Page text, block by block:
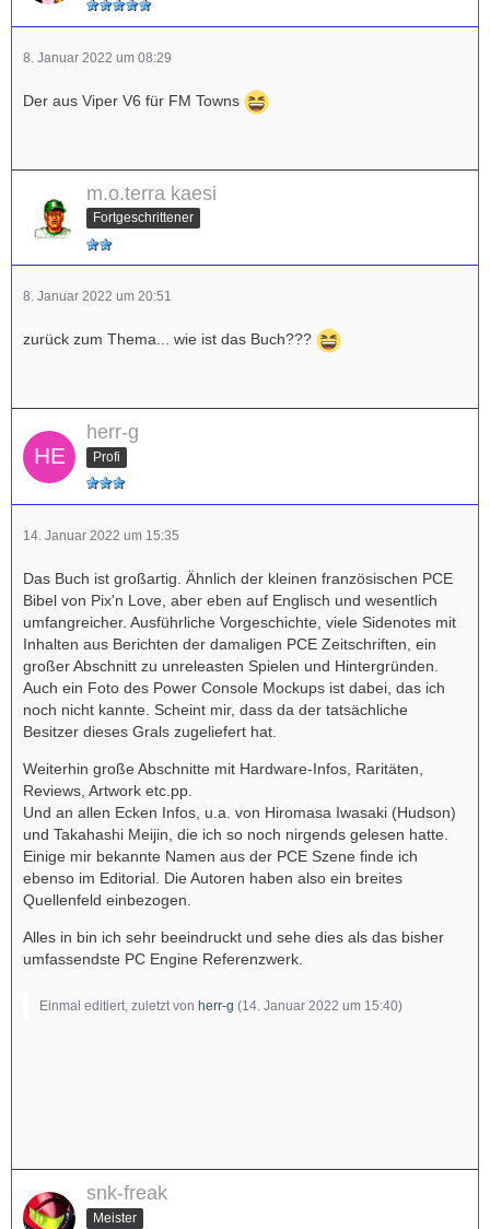
8. Januar 2022 um 08:29
Der aus Viper V6 für FM Towns
m.o.terra kaesi
Fortgeschrittener
8. Januar 2022 um 20:51
zurück zum Thema... wie ist das Buch???
herr-g
Profi
14. Januar 2022 um 15:35
Das Buch ist großartig. Ähnlich der kleinen französischen PCE
Bibel von Pix'n Love, aber eben auf Englisch und wesentlich
umfangreicher. Ausführliche Vorgeschichte, viele Sidenotes mit
Inhalten aus Berichten der damaligen PCE Zeitschriften, ein
großer Abschnitt zu unreleasten Spielen und Hintergründen.
Auch ein Foto des Power Console Mockups ist dabei, das ich
noch nicht kannte. Scheint mir, dass da der tatsächliche
Besitzer dieses Grals zugeliefert hat.
Weiterhin große Abschnitte mit Hardware-Infos, Raritäten,
Reviews, Artwork etc.pp.
Und an allen Ecken Infos, u.a. von Hiromasa Iwasaki (Hudson)
und Takahashi Meijin, die ich so noch nirgends gelesen hatte.
Einige mir bekannte Namen aus der PCE Szene finde ich
ebenso im Editorial. Die Autoren haben also ein breites
Quellenfeld einbezogen.
Alles in bin ich sehr beeindruckt und sehe dies als das bisher
umfassendste PC Engine Referenzwerk.
Einmal editiert, zuletzt von herr-g (14. Januar 2022 um 15:40)
snk-freak
Meister